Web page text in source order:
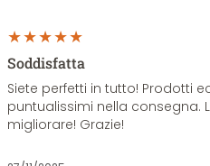
Soddisfatta
Siete perfetti in tutto! Prodotti
puntualissimi nella consegna.
migliorare! Grazie!